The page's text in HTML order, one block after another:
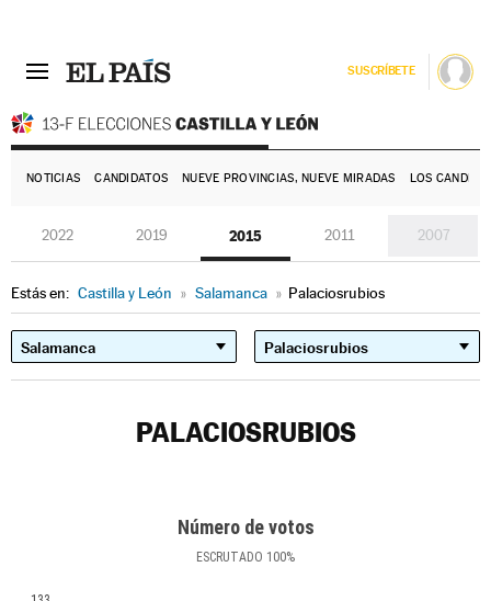
SUSCRÍBETE
NOTICIAS CANDIDATOS NUEVE PROVINCIAS, NUEVE MIRADAS LOS
2022 2019 2015 2011 2007
Estás en: Castilla y León » Salamanca » Palaciosrubios
PALACIOSRUBIOS
Número de votos
ESCRUTADO 100%